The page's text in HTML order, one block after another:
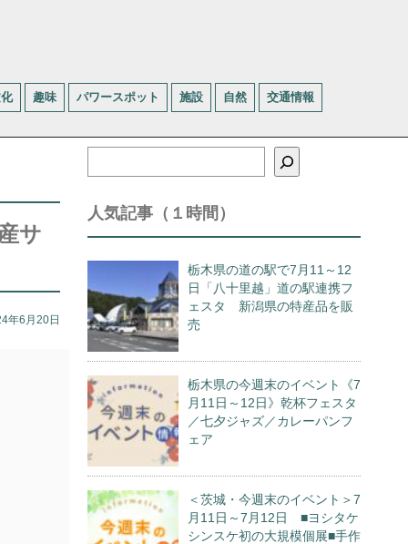
趣味 パワースポット 施設 自然 交通情報
サ
年6月20日
索
人気記事（１時間）
栃木県の道の駅で7月11～12
日「八十里越」道の駅連携フ
ェスタ 新潟県の特産品を販
売
栃木県の今週末のイベント《7
月11日～12日》乾杯フェスタ
／七夕ジャズ／カレーパンフ
ェア
＜茨城・今週末のイベント＞7
月11日～7月12日 ■ヨシタケ
シンスケ初の大規模個展■手作